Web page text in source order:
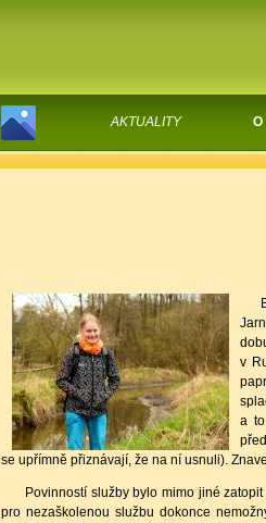
AKTUALITY O
v
a
se upřímně přiznávají, že na ní usnuli).
Povinností služby bylo mimo jiné zatopit
pro nezaškolenou službu dokonce